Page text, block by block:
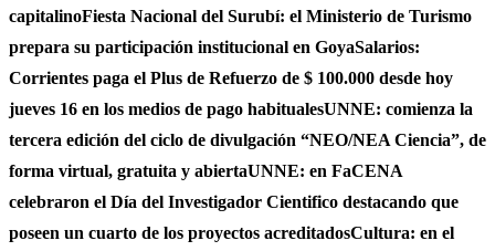
capitalinoFiesta Nacional del Surubí: el Ministerio de Turismo
prepara su participación institucional en GoyaSalarios:
Corrientes paga el Plus de Refuerzo de $ 100.000 desde hoy
jueves 16 en los medios de pago habitualesUNNE: comienza la
tercera edición del ciclo de divulgación “NEO/NEA Ciencia”, de
forma virtual, gratuita y abiertaUNNE: en FaCENA
celebraron el Día del Investigador Cientifico destacando que
poseen un cuarto de los proyectos acreditadosCultura: en el